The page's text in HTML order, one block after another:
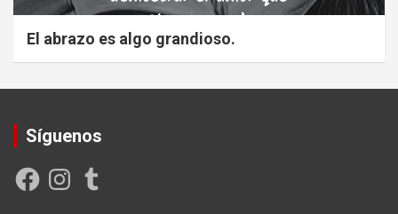
El abrazo es algo grandioso.
Síguenos
FacebookInstagramTumblr